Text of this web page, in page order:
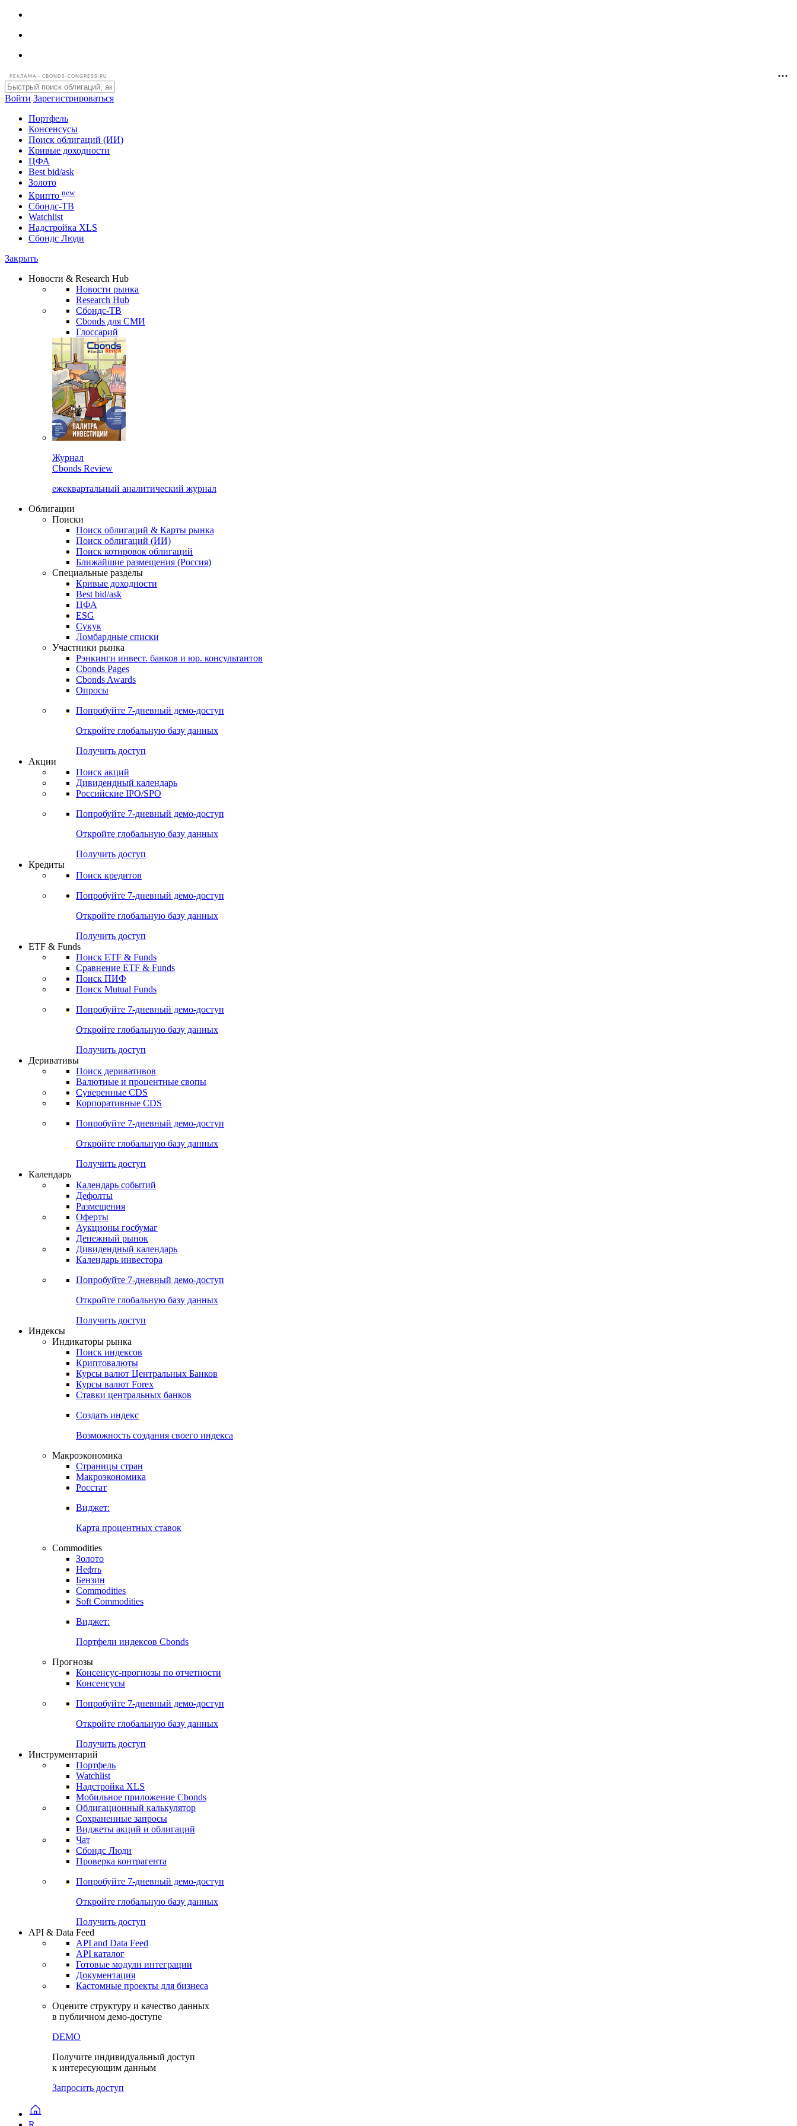
РЕКЛАМА • CBONDS-CONGRESS.RU
Войти Зарегистрироваться
Портфель
Консенсусы
Поиск облигаций (ИИ)
Кривые доходности
ЦФА
Best bid/ask
Золото
Криптоnew
Сбондс-ТВ
Надстройка XLS
Сбондс Люди
Новости & Research Hub
Новости рынка
Research Hub
Сбондс-ТВ
Cbonds для СМИ
Глоссарий
Журнал
Cbonds Review
ежеквартальный аналитический журнал
Облигации
Поиски
Поиск облигаций & Карты рынка
Поиск облигаций (ИИ)
Поиск котировок облигаций
Ближайшие размещения (Россия)
Специальные разделы
Кривые доходности
Best bid/ask
ЦФА
ESG
Сукук
Ломбардные списки
Участники рынка
Рэнкинги инвест. банков и юр. консультантов
Cbonds Pages
Cbonds Awards
Опросы
Попробуйте7-дневный
Откройте глобальную базу данных
Получить доступ
Акции
Поиск акций
Дивидендный календарь
Российские IPO/SPO
Попробуйте7-дневный
Откройте глобальную базу данных
Получить доступ
Кредиты
Поиск кредитов
Попробуйте7-дневный
Откройте глобальную базу данных
Получить доступ
ETF & Funds
Поиск ETF & Funds
Сравнение ETF & Funds
Поиск ПИФ
Поиск Mutual Funds
Попробуйте7-дневный
Откройте глобальную базу данных
Получить доступ
Деривативы
Поиск деривативов
Валютные и процентные свопы
Суверенные CDS
Корпоративные CDS
Попробуйте7-дневный
Откройте глобальную базу данных
Получить доступ
Календарь
Календарь событий
Дефолты
Размещения
Оферты
Аукционы госбумаг
Денежный рынок
Дивидендный календарь
Календарь инвестора
Попробуйте7-дневный
Получить доступ
Индикаторы рынка
Поиск индексов
Криптовалюты
Курсы валют Центральных Банков
Курсы валют Forex
Ставки центральных банков
Создать индекс
Возможность создания своего индекса
Макроэкономика
Страницы стран
Макроэкономика
Росстат
Виджет:
Карта процентных ставок
Commodities
Золото
Нефть
Бензин
Commodities
Soft Commodities
Виджет:
Портфели индексов Cbonds
Прогнозы
Консенсус-прогнозы по отчетности
Консенсусы
Попробуйте7-дневный
Откройте глобальную базу данных
Получить доступ
Инструментарий
Портфель
Watchlist
Надстройка XLS
Мобильное приложение Cbonds
Облигационный калькулятор
Сохраненные запросы
Виджеты акций и облигаций
Чат
Сбондс Люди
Проверка контрагента
Попробуйте7-дневный
Откройте глобальную базу данных
Получить доступ
API & Data Feed
API and Data Feed
API каталог
Документация
Кастомные проекты для бизнеса
Оцените структуру и качество данных
в публичном демо-доступе
DEMO
Получите индивидуальный доступ